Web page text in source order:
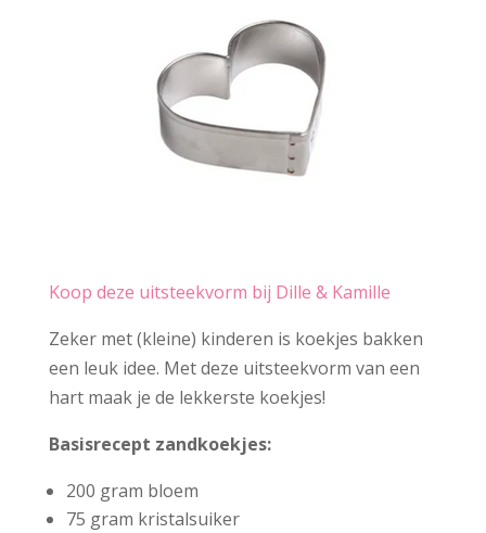
Koop deze uitsteekvorm bij Dille & Kamille
Zeker met (kleine) kinderen is koekjes bakken
een leuk idee. Met deze uitsteekvorm van een
hart maak je de lekkerste koekjes!
Basisrecept zandkoekjes:
200 gram bloem
75 gram kristalsuiker